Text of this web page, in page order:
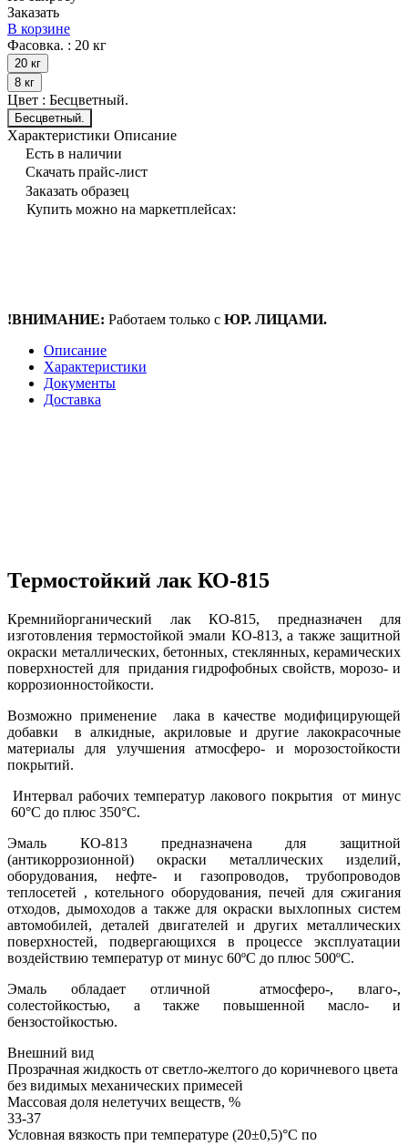
Заказать
В корзине
Фасовка. : 20 кг
20 кг
8 кг
Цвет : Бесцветный.
Бесцветный.
Характеристики Описание
Есть в наличии
Скачать прайс-лист
Заказать образец
Купить можно на маркетплейсах:
!ВНИМАНИЕ: Работаем только с ЮР. ЛИЦАМИ.
Описание
Характеристики
Документы
Доставка
Термостойкий лак КО-815
Кремнийорганический лак КО-815, предназначен для
изготовления термостойкой эмали КО-813, а также защитной
окраски металлических, бетонных, стеклянных, керамических
поверхностей для придания гидрофобных свойств, морозо- и
коррозионностойкости.
Возможно применение лака в качестве модифицирующей
добавки в алкидные, акриловые и другие лакокрасочные
материалы для улучшения атмосферо- и морозостойкости
покрытий.
Интервал рабочих температур лакового покрытия от минус
60°С до плюс 350°С.
Эмаль КО-813 предназначена для защитной
(антикоррозионной) окраски металлических изделий,
оборудования, нефте- и газопроводов, трубопроводов
теплосетей , котельного оборудования, печей для сжигания
отходов, дымоходов а также для окраски выхлопных систем
автомобилей, деталей двигателей и других металлических
поверхностей, подвергающихся в процессе эксплуатации
воздействию температур от минус 60ºС до плюс 500ºС.
Эмаль обладает отличной атмосферо-, влаго-,
солестойкостью, а также повышенной масло- и
бензостойкостью.
Внешний вид
Прозрачная жидкость от светло-желтого до коричневого цвета
без видимых механических примесей
Массовая доля нелетучих веществ, %
33-37
Условная вязкость при температуре (20±0,5)°С по